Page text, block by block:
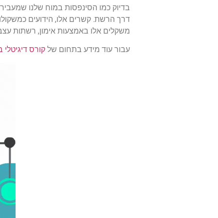
בדיוק כמו הסינפסות במוח שלנו
דרך הרשת. קשרים אלו, הידועים
משקלים אלו באמצעות אימון, רשתות
עבור עוד מידע בתחום של קורס